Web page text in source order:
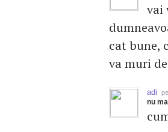
vai
cat bune,
va muri
adi
nu